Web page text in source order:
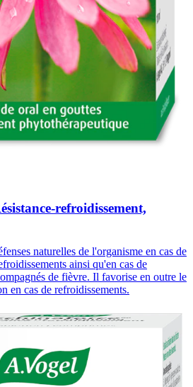
refroidissement,
naturelles de l'organisme en cas de
ainsi qu'en cas de
de fièvre. Il favorise en outre le
en cas de refroidissements.